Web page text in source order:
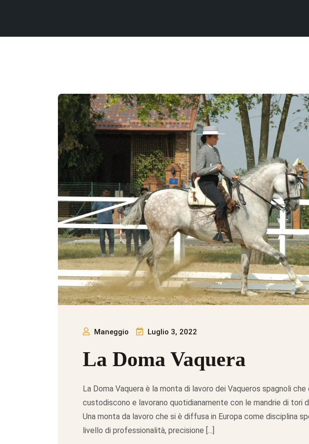
Maneggio Luglio 3, 2022
La Doma Vaquera
La Doma Vaquera è la monta di lavoro dei Vaqueros spagnoli
custodiscono e lavorano quotidianamente con le mandrie di tori
Una monta da lavoro che si è diffusa in Europa come disciplina
livello di professionalità, precisione [...]